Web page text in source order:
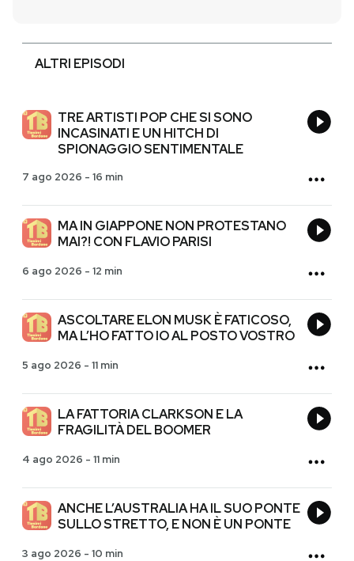
SHOP
AREA PERSONALE
Entra
ALTRI EPISODI
TRE ARTISTI POP CHE SI SONO
INCASINATI E UN HITCH DI
SPIONAGGIO SENTIMENTALE
7 ago 2026 - 16 min
MA IN GIAPPONE NON PROTESTANO
MAI?! CON FLAVIO PARISI
6 ago 2026 - 12 min
ASCOLTARE ELON MUSK È FATICOSO,
MA L’HO FATTO IO AL POSTO VOSTRO
5 ago 2026 - 11 min
LA FATTORIA CLARKSON E LA
FRAGILITÀ DEL BOOMER
4 ago 2026 - 11 min
ANCHE L’AUSTRALIA HA IL SUO PONTE
SULLO STRETTO, E NON È UN PONTE
3 ago 2026 - 10 min